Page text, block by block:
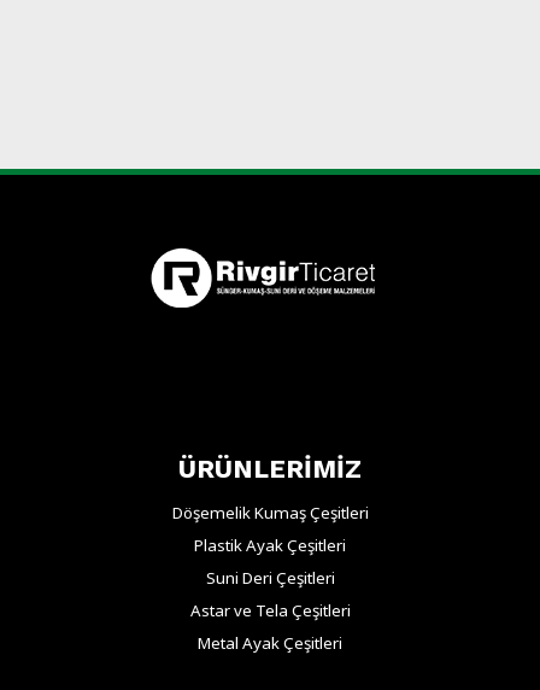
ÜRÜNLERİMİZ
Döşemelik Kumaş Çeşitleri
Plastik Ayak Çeşitleri
Suni Deri Çeşitleri
Astar ve Tela Çeşitleri
Metal Ayak Çeşitleri